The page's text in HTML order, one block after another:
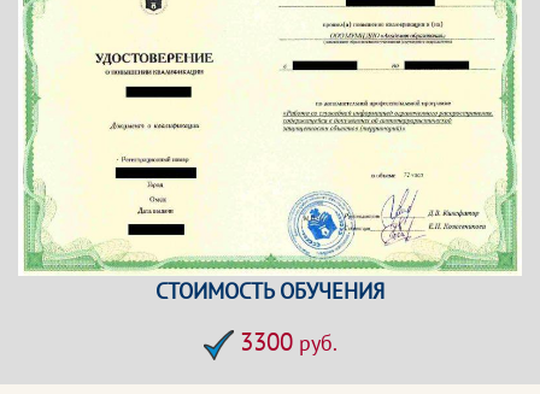
СТОИМОСТЬ ОБУЧЕНИЯ
3300руб.